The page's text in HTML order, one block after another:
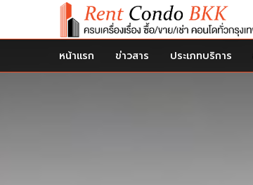
หน้าแรก ข่าวสาร ประเภทบริการ